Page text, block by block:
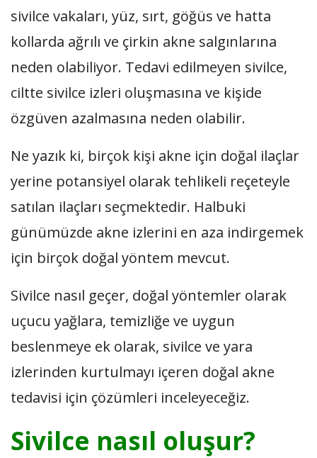
sivilce vakaları, yüz, sırt, göğüs ve hatta
kollarda ağrılı ve çirkin akne salgınlarına
neden olabiliyor. Tedavi edilmeyen sivilce,
ciltte sivilce izleri oluşmasına ve kişide
özgüven azalmasına neden olabilir.
Ne yazık ki, birçok kişi akne için doğal ilaçlar
yerine potansiyel olarak tehlikeli reçeteyle
satılan ilaçları seçmektedir. Halbuki
günümüzde akne izlerini en aza indirgemek
için birçok doğal yöntem mevcut.
Sivilce nasıl geçer, doğal yöntemler olarak
uçucu yağlara, temizliğe ve uygun
beslenmeye ek olarak, sivilce ve yara
izlerinden kurtulmayı içeren doğal akne
tedavisi için çözümleri inceleyeceğiz.
Sivilce nasıl oluşur?